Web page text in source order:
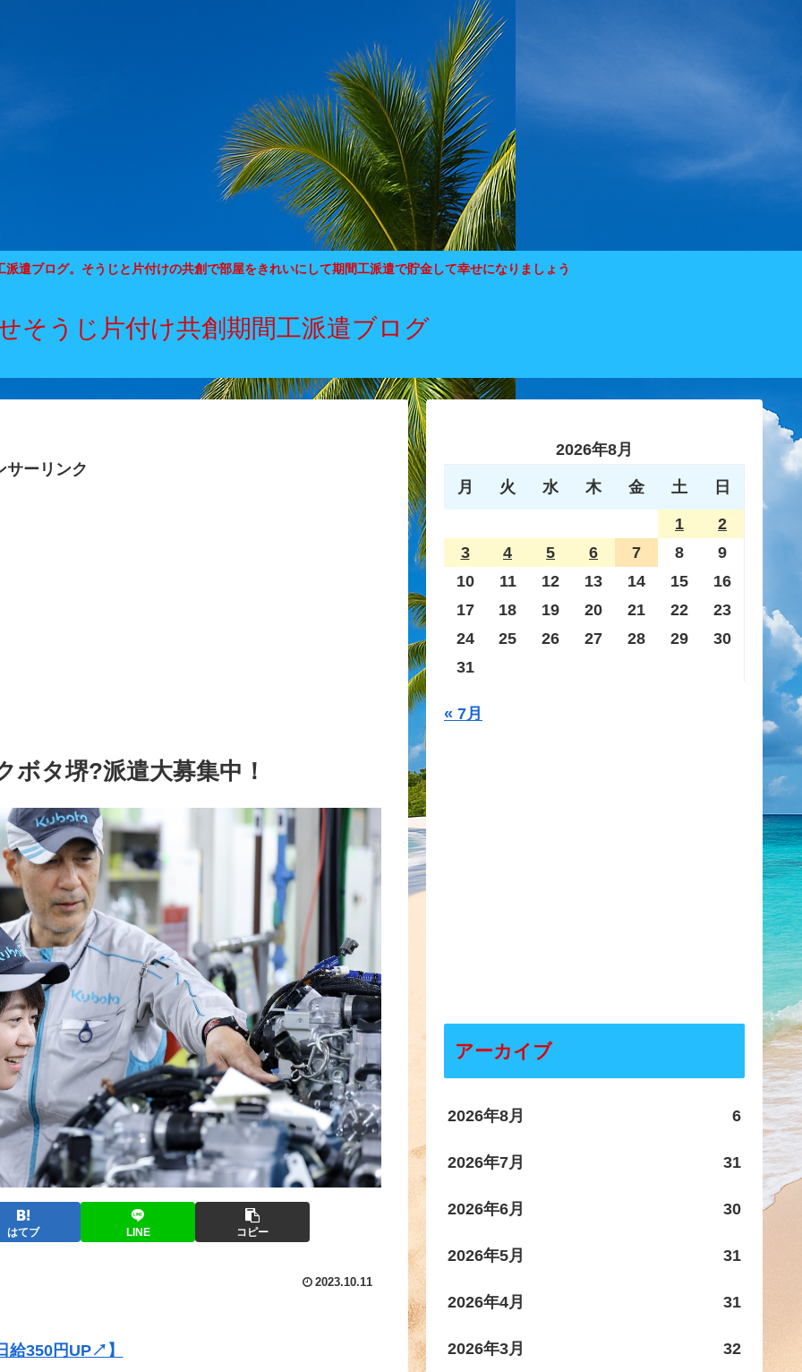
遣ブログ。そうじと片付けの共創で部屋をきれいにして期間工派遣で貯金して幸せになりましょう
そうじ片付け共創期間工派遣ブログ
サーリンク
ボタ堺?派遣大募集中！
はてブ LINE コピー
2023.10.11
給350円UP↗】
2026年8月
月 火 水 木 金 土 日
1
2
3
4 5 6 7 8
9
10
11 12 13 14 15
16
17
18 19 20 21 22
23
24
25 26 27 28 29
30
31
« 7月
アーカイブ
2026年8月 6
2026年7月 31
2026年6月 30
2026年5月 31
2026年4月 31
2026年3月 32